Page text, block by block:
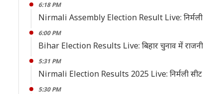
6:18 PM
Nirmali Assembly Election Result Live: निर्मली
6:00 PM
Bihar Election Results Live: बिहार चुनाव में
5:31 PM
Nirmali Election Results 2025 Live: निर्मली
5:30 PM